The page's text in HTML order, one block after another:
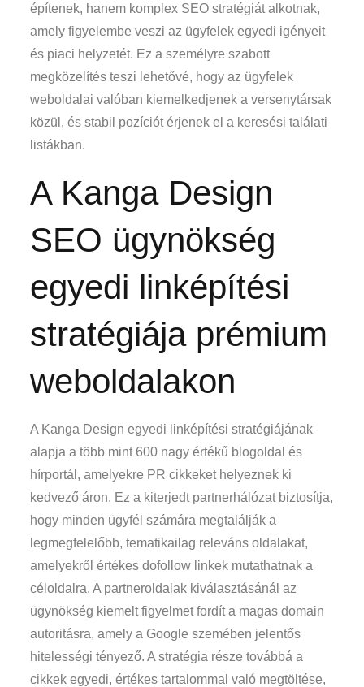
építenek, hanem komplex SEO stratégiát alkotnak,
amely figyelembe veszi az ügyfelek egyedi igényeit
és piaci helyzetét. Ez a személyre szabott
megközelítés teszi lehetővé, hogy az ügyfelek
weboldalai valóban kiemelkedjenek a versenytársak
közül, és stabil pozíciót érjenek el a keresési találati
listákban.
A Kanga Design
SEO ügynökség
egyedi linképítési
stratégiája prémium
weboldalakon
A Kanga Design egyedi linképítési stratégiájának
alapja a több mint 600 nagy értékű blogoldal és
hírportál, amelyekre PR cikkeket helyeznek ki
kedvező áron. Ez a kiterjedt partnerhálózat biztosítja,
hogy minden ügyfél számára megtalálják a
legmegfelelőbb, tematikailag releváns oldalakat,
amelyekről értékes dofollow linkek mutathatnak a
céloldalra. A partneroldalak kiválasztásánál az
ügynökség kiemelt figyelmet fordít a magas domain
autoritásra, amely a Google szemében jelentős
hitelességi tényező. A stratégia része továbbá a
cikkek egyedi, értékes tartalommal való megtöltése,